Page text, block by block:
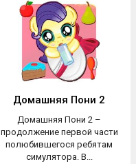
Домашняя Пони 2
Домашняя Пони 2 –
продолжение первой части
полюбившегося ребятам
симулятора. В...